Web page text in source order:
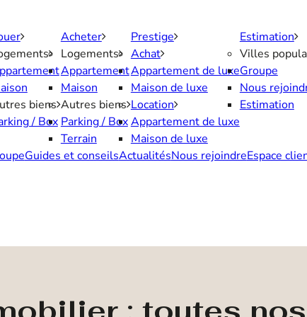
biens
/ Box
Acheter
Logements
Appartement
Maison
Autres biens
Parking / Box
Terrain
Prestige
Achat
Appartement de luxe
Maison de luxe
Location
Appartement de luxe
Maison de luxe
Estimation
Villes
Groupe
Nous
Estimation
Guides et conseilsActualitésNous rejoindreEspace